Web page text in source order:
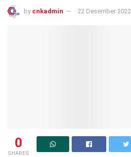
by cnkadmin 22 Desember 2022
0
SHARES